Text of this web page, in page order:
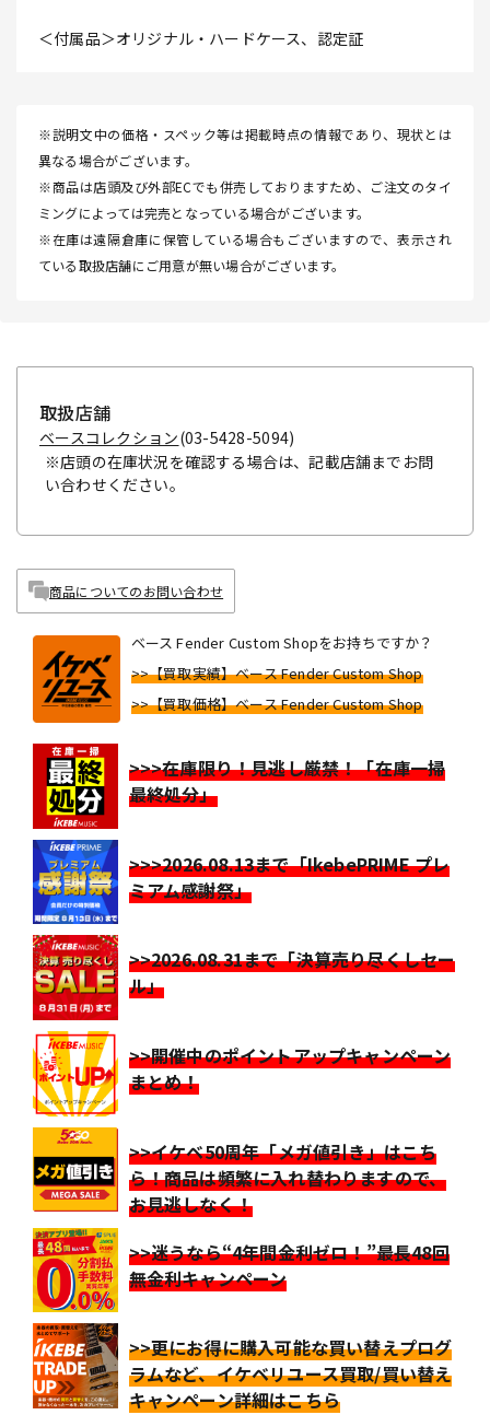
＜付属品＞オリジナル・ハードケース、認定証
※説明文中の価格・スペック等は掲載時点の情報であり、現状とは
異なる場合がございます。
※商品は店頭及び外部ECでも併売しておりますため、ご注文のタイ
ミングによっては完売となっている場合がございます。
※在庫は遠隔倉庫に保管している場合もございますので、表示され
ている取扱店舗にご用意が無い場合がございます。
取扱店舗
ベースコレクション(03-5428-5094)
※店頭の在庫状況を確認する場合は、記載店舗までお問
い合わせください。
商品についてのお問い合わせ
ベース Fender Custom Shopをお持ちですか？
>>【買取実績】ベース Fender Custom Shop
>>【買取価格】ベース Fender Custom Shop
>>>在庫限り！見逃し厳禁！「在庫一掃
最終処分」
>>>2026.08.13まで「IkebePRIME プレ
ミアム感謝祭」
>>2026.08.31まで「決算売り尽くしセー
ル」
>>開催中のポイントアップキャンペーン
まとめ！
>>イケベ50周年「メガ値引き」はこち
ら！商品は頻繁に入れ替わりますので、
お見逃しなく！
>>迷うなら“4年間金利ゼロ！”最長48回
無金利キャンペーン
>>更にお得に購入可能な買い替えプログ
ラムなど、イケベリユース買取/買い替え
キャンペーン詳細はこちら